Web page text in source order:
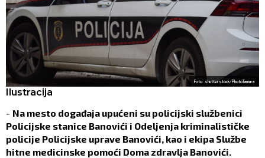
Foto: shutterstock/PhotoTamara
Ilustracija
- Na mesto događaja upućeni su policijski službenici
Policijske stanice Banovići i Odeljenja kriminalističke
policije Policijske uprave Banovići, kao i ekipa Službe
hitne medicinske pomoći Doma zdravlja Banovići.